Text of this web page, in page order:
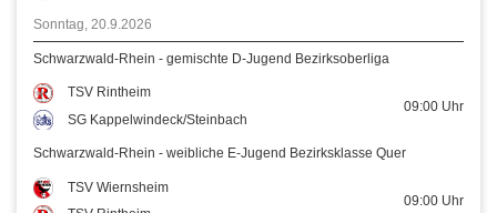
Sonntag, 20.9.2026
Schwarzwald-Rhein - gemischte D-Jugend Bezirksoberliga
TSV Rintheim
SG Kappelwindeck/Steinbach
09:00 Uhr
Schwarzwald-Rhein - weibliche E-Jugend Bezirksklasse Quer
TSV Wiernsheim
09:00 Uhr